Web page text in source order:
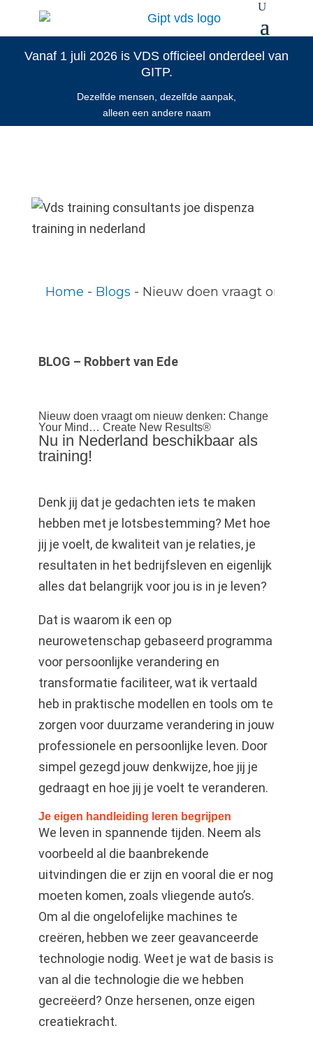
Vanaf 1 juli 2026 is VDS officieel onderdeel van
GITP.
Dezelfde mensen, dezelfde aanpak,
alleen een andere naam
Home - Blogs - Nieuw doen vraagt om
BLOG – Robbert van Ede
Nieuw doen vraagt om nieuw denken: Change
Your Mind… Create New Results®
Nu in Nederland beschikbaar als
training!
Denk jij dat je gedachten iets te maken
hebben met je lotsbestemming? Met hoe
jij je voelt, de kwaliteit van je relaties, je
resultaten in het bedrijfsleven en eigenlijk
alles dat belangrijk voor jou is in je leven?
Dat is waarom ik een op
neurowetenschap gebaseerd programma
voor persoonlijke verandering en
transformatie faciliteer, wat ik vertaald
heb in praktische modellen en tools om te
zorgen voor duurzame verandering in jouw
professionele en persoonlijke leven. Door
simpel gezegd jouw denkwijze, hoe jij je
gedraagt en hoe jij je voelt te veranderen.
Je eigen handleiding leren begrijpen
We leven in spannende tijden. Neem als
voorbeeld al die baanbrekende
uitvindingen die er zijn en vooral die er nog
moeten komen, zoals vliegende auto’s.
Om al die ongelofelijke machines te
creëren, hebben we zeer geavanceerde
technologie nodig. Weet je wat de basis is
van al die technologie die we hebben
gecreëerd? Onze hersenen, onze eigen
creatiekracht.